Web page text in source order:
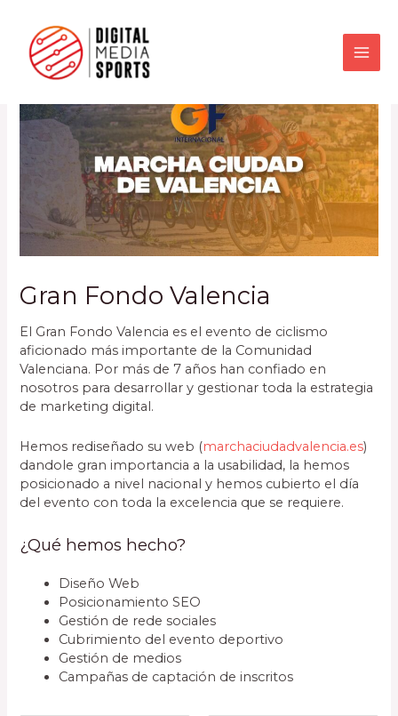
Gran Fondo Valencia
El Gran Fondo Valencia es el evento de ciclismo
aficionado más importante de la Comunidad
Valenciana. Por más de 7 años han confiado en
nosotros para desarrollar y gestionar toda la estrategia
de marketing digital.
Hemos rediseñado su web (marchaciudadvalencia.es)
dandole gran importancia a la usabilidad, la hemos
posicionado a nivel nacional y hemos cubierto el día
del evento con toda la excelencia que se requiere.
¿Qué hemos hecho?
Diseño Web
Posicionamiento SEO
Gestión de rede sociales
Cubrimiento del evento deportivo
Gestión de medios
Campañas de captación de inscritos